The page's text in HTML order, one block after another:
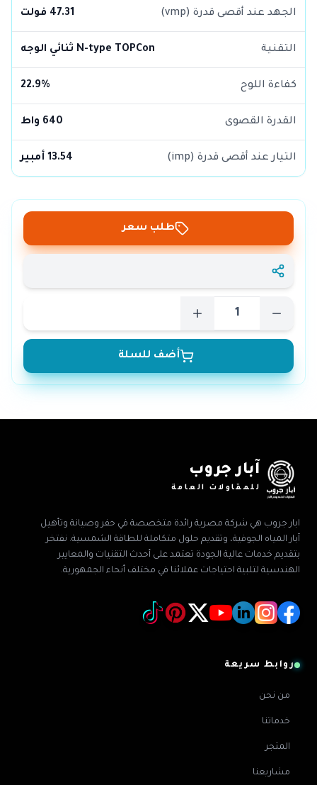
الجهد عند أقصى قدرة (vmp) 47.31 فولت
التقنية N-type TOPCon ثنائي الوجه
كفاءة اللوح 22.9%
القدرة القصوى 640 واط
التيار عند أقصى قدرة (imp) 13.54 أمبير
طلب سعر
أضف للسلة
آبار جروب
للمقاولات العامة
ابار جروب هي شركة مصرية رائدة متخصصة في حفر وصيانة وتأهيل
آبار المياه الجوفية، وتقديم حلول متكاملة للطاقة الشمسية. نفتخر
بتقديم خدمات عالية الجودة تعتمد على أحدث التقنيات والمعايير
الهندسية لتلبية احتياجات عملائنا في مختلف أنحاء الجمهورية.
روابط سريعة
من نحن
خدماتنا
المتجر
مشاريعنا